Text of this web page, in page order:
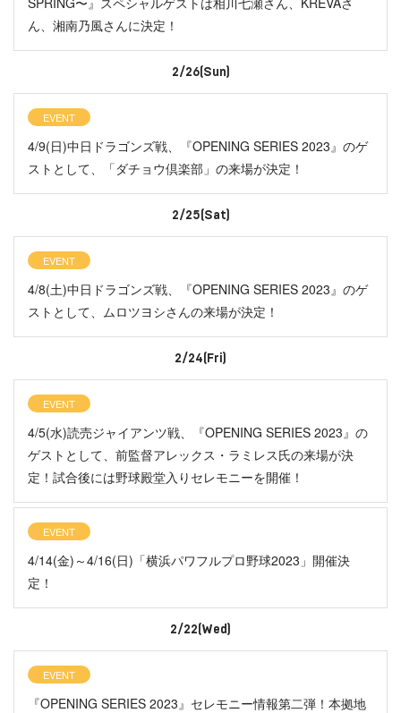
ん、湘南乃風さんに決定！
2/26(Sun)
EVENT
4/9(日)中日ドラゴンズ戦、『OPENING SERIES 2023』のゲ
ストとして、「ダチョウ倶楽部」の来場が決定！
2/25(Sat)
EVENT
4/8(土)中日ドラゴンズ戦、『OPENING SERIES 2023』のゲ
ストとして、ムロツヨシさんの来場が決定！
2/24(Fri)
EVENT
4/5(水)読売ジャイアンツ戦、『OPENING SERIES 2023』の
ゲストとして、前監督アレックス・ラミレス氏の来場が決
定！試合後には野球殿堂入りセレモニーを開催！
EVENT
4/14(金)～4/16(日)「横浜パワフルプロ野球2023」開催決
定！
2/22(Wed)
EVENT
『OPENING SERIES 2023』セレモニー情報第二弾！本拠地